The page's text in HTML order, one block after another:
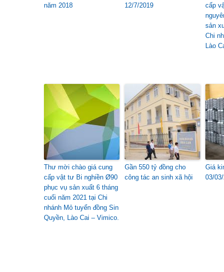
năm 2018
12/7/2019
cấp
sản
Chi
Lào
Thư mời chào giá cung
cấp vật tư Bi nghiền Ø90
phục vụ sản xuất 6 tháng
cuối năm 2021 tại Chi
nhánh Mỏ tuyển đồng Sin
Quyền, Lào Cai – Vimico.
Gần 550 tỷ đồng cho
công tác an sinh xã hội
Giá
03/